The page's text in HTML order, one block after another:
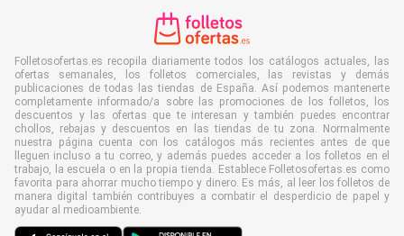
Folletosofertas.es recopila diariamente todos los catálogos actuales, las
ofertas semanales, los folletos comerciales, las revistas y demás
publicaciones de todas las tiendas de España. Así podemos mantenerte
completamente informado/a sobre las promociones de los folletos, los
descuentos y las ofertas que te interesan y también puedes encontrar
chollos, rebajas y descuentos en las tiendas de tu zona. Normalmente
nuestra página cuenta con los catálogos más recientes antes de que
lleguen incluso a tu correo, y además puedes acceder a los folletos en el
trabajo, la escuela o en la propia tienda. Establece Folletosofertas.es como
favorita para ahorrar mucho tiempo y dinero. Es más, al leer los folletos de
manera digital también contribuyes a combatir el desperdicio de papel y
ayudar al medioambiente.